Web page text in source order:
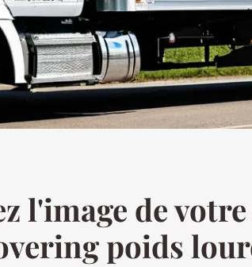
l'image de
poids